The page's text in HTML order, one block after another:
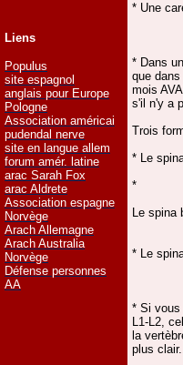
Liens
Populus
site espagnol
anglais pour Europe
Pologne
Association américai
pudendal nerve
site en langue allem
forum amér. latine
arac Sarah Fox
arac Aldrete
Association espagne
Norvège
Arach Allemagne
Arach Australia
Norvège
Défense personnes
AA
* Une
* Dans
que
mois
s'il n'y a
Trois
* Le
*
Le spina
* Le
* Si vous
L1-L2,
la
plus